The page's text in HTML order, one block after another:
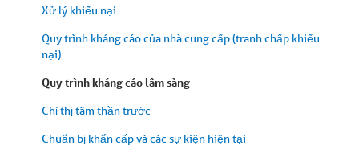
Xử lý khiếu nại
Quy trình kháng cáo của nhà cung cấp (tranh chấp khiếu
nại)
Quy trình kháng cáo lâm sàng
Chỉ thị tâm thần trước
Chuẩn bị khẩn cấp và các sự kiện hiện tại